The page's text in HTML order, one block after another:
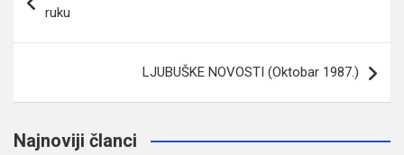
ruku
LJUBUŠKE NOVOSTI (Oktobar 1987.)
Najnoviji članci